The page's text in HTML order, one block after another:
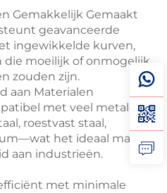
Gemakkelijk Gemaakt
geavanceerde
ingewikkelde kurven,
die moeilijk of onmogelijk
zouden zijn.
aan Materialen
met veel metalen,
roestvast staal,
het ideaal maakt
aan industrieën.
met minimale